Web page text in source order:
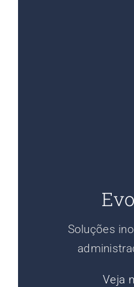
Soluções
Veja